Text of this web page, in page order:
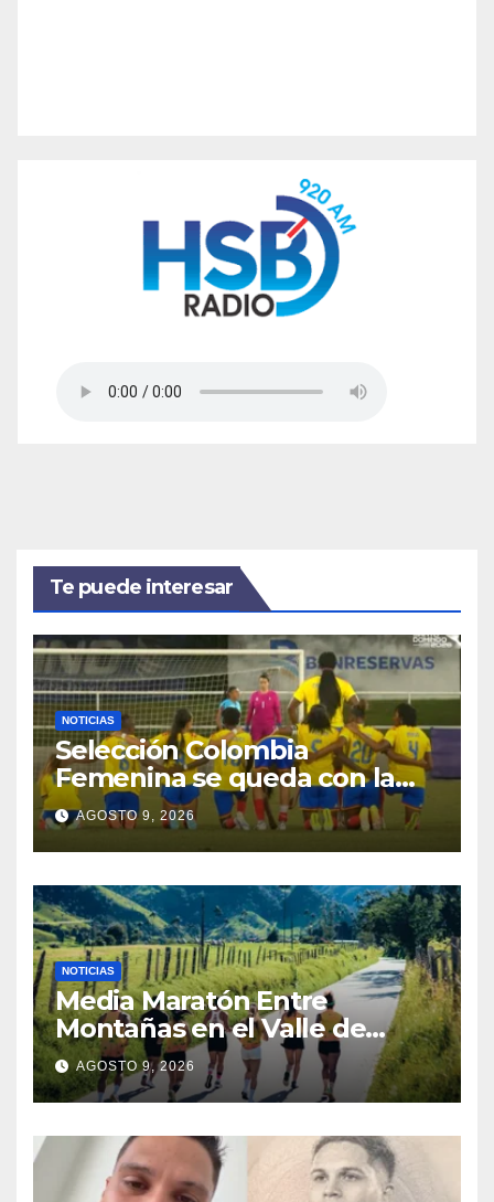
Te puede interesar
NOTICIAS
Selección Colombia
Femenina se queda con la
plata: dramática derrota ante
México en los Juegos
Centroamericanos y del
Caribe
AGOSTO 9, 2026
NOTICIAS
Media Maratón Entre
Montañas en el Valle de
Cocora: Fechas, rutas y todo
sobre la gran fiesta del
running en Salento
AGOSTO 9, 2026